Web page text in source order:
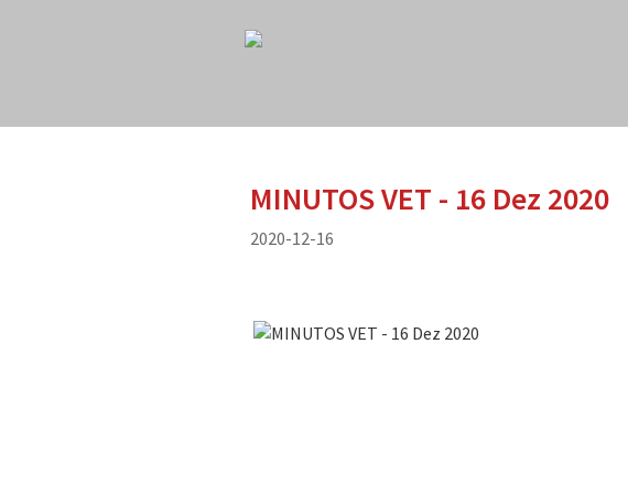
MINUTOS VET - 16 Dez 2020
2020-12-16